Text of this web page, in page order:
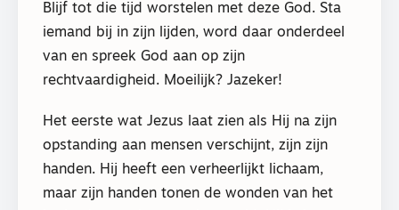
Blijf tot die tijd worstelen met deze God. Sta
iemand bij in zijn lijden, word daar onderdeel
van en spreek God aan op zijn
rechtvaardigheid. Moeilijk? Jazeker!
Het eerste wat Jezus laat zien als Hij na zijn
opstanding aan mensen verschijnt, zijn zijn
handen. Hij heeft een verheerlijkt lichaam,
maar zijn handen tonen de wonden van het